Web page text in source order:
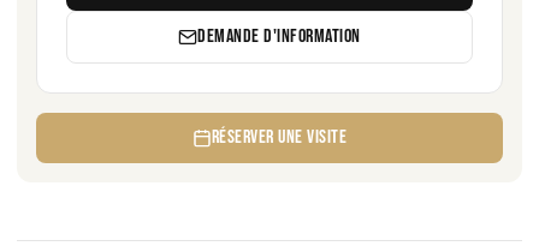
DEMANDE D'INFORMATION
RÉSERVER UNE VISITE